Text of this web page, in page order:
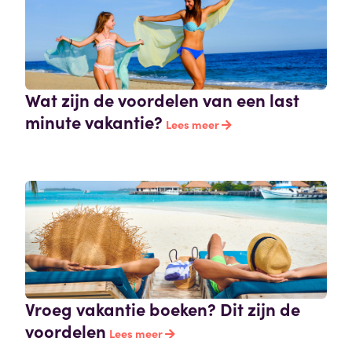
Wat zijn de voordelen van een last
minute vakantie? Lees meer
Vroeg vakantie boeken? Dit zijn de
voordelen Lees meer